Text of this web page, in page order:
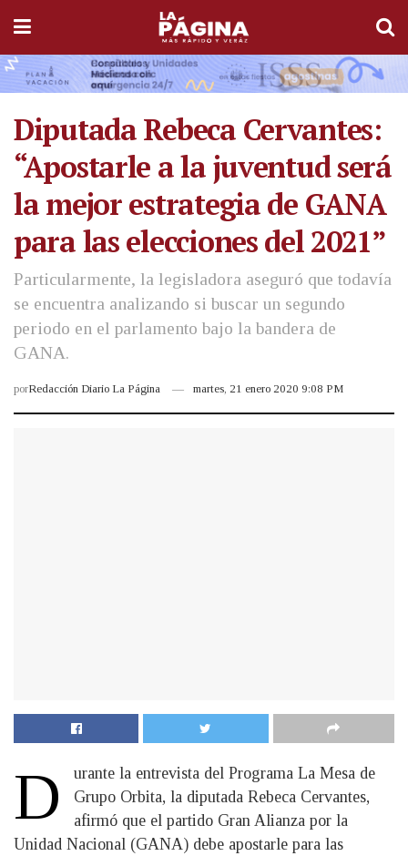
Diputada Rebeca Cervantes:
“Apostarle a la juventud será
la mejor estrategia de GANA
para las elecciones del 2021”
Particularmente, la legisladora aseguró que todavía
se encuentra analizando si buscar un segundo
periodo en el parlamento bajo la bandera de
GANA.
porRedacción Diario La Página martes, 21 enero 2020 9:08 PM
D
urante la entrevista del Programa La Mesa de
Grupo Orbita, la diputada Rebeca Cervantes,
afirmó que el partido Gran Alianza por la
Unidad Nacional (GANA) debe apostarle para las